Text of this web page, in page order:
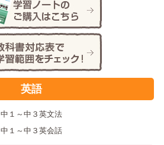
英語
中１～中３英文法
中１～中３英会話